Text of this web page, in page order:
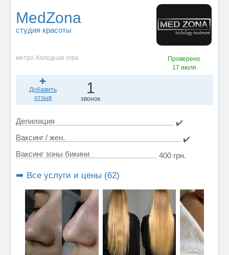
MedZona
студия красоты
метро Холодная гора
Проверено
17 июля
Добавить
отзыв
1
звонок
Депиляция
✔️
Ваксинг / жен.
✔️
Ваксинг зоны бикини
400 грн.
➡️ Все услуги и цены (62)